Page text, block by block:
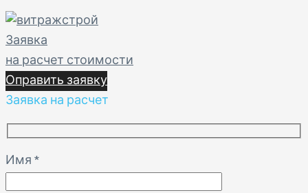
Заявка
на расчет стоимости
Оправить заявку
Заявка на расчет
Имя*